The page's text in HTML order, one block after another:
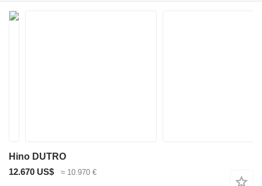
Hino DUTRO
12.670 US$
≈ 10.970 €